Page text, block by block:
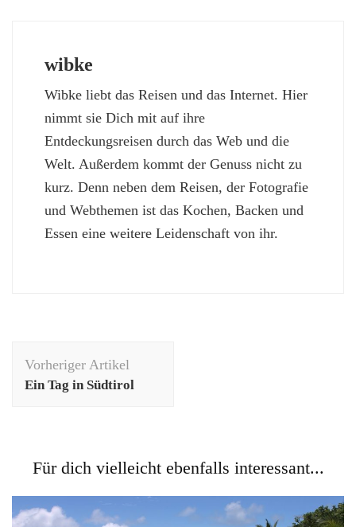
wibke
Wibke liebt das Reisen und das Internet. Hier
nimmt sie Dich mit auf ihre
Entdeckungsreisen durch das Web und die
Welt. Außerdem kommt der Genuss nicht zu
kurz. Denn neben dem Reisen, der Fotografie
und Webthemen ist das Kochen, Backen und
Essen eine weitere Leidenschaft von ihr.
Vorheriger Artikel
Ein Tag in Südtirol
Für dich vielleicht ebenfalls interessant...